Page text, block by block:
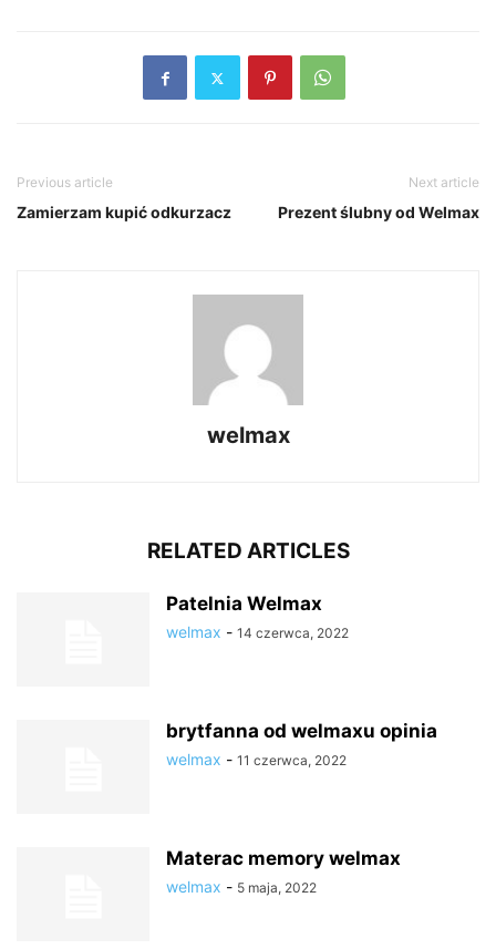
Previous article
Zamierzam kupić odkurzacz
Next article
Prezent ślubny od Welmax
welmax
RELATED ARTICLES
Patelnia Welmax
welmax - 14 czerwca, 2022
brytfanna od welmaxu opinia
welmax - 11 czerwca, 2022
Materac memory welmax
welmax - 5 maja, 2022